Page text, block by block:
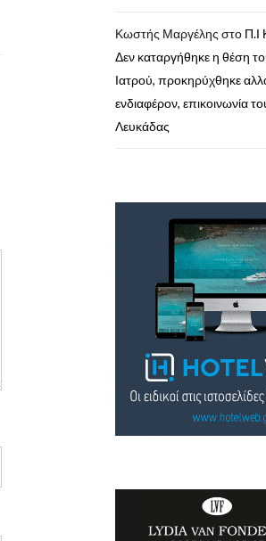
Κωστής Μαργέλης στο Π.Ι
Δεν καταργήθηκε η θέση
Ιατρού, προκηρύχθηκε
ενδιαφέρον, επικοινωνία
Λευκάδας